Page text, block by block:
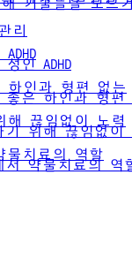
리
인 ADHD
은 하인과 형편
기 위해 끊임없이
서 약물치료의 역
인과 형편 없는
해 끊임없이 노력
물치료의 역할